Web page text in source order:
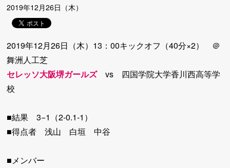
2019年12月26日（木）
2019年12月26日（木）13：00キックオフ（40分×2） ＠
舞洲人工芝
セレッソ大阪堺ガールズvs 四国学院大学香川西高等学
校
■結果 3−1（2-0.1-1）
■得点者 浅山 白垣 中谷
■メンバー